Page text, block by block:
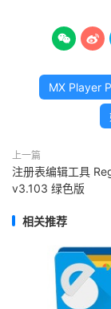
 
MX Player
上一篇
注册表编辑工具
v3.103 绿色版
相关推荐